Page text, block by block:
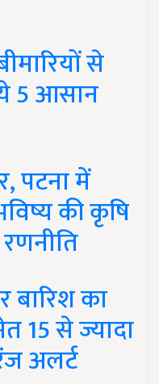
से
5 आसान
पटना में
की कृषि
बारिश का
15 से ज्यादा
अलर्ट